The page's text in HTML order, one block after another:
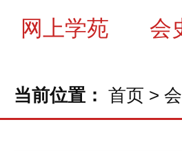
网上学苑
会
当前位置： 首页 >